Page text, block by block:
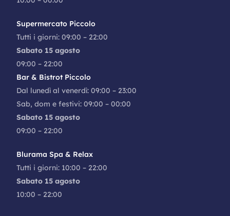
Supermercato Piccolo
Tutti i giorni: 09:00 – 22:00
Sabato 15 agosto
09:00 – 22:00
Bar & Bistrot Piccolo
Dal lunedì al venerdì: 09:00 – 23:00
Sab, dom e festivi: 09:00 – 00:00
Sabato 15 agosto
09:00 – 22:00
Blurama Spa & Relax
Tutti i giorni: 10:00 – 22:00
Sabato 15 agosto
10:00 – 22:00